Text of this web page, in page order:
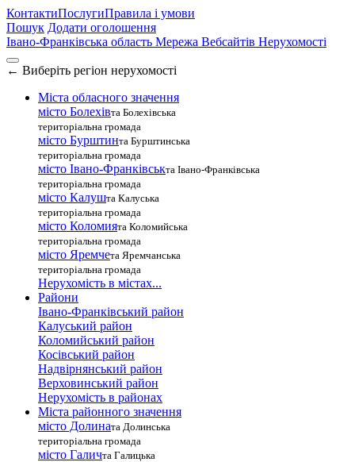
КонтактиПослугиПравила і умови
Пошук Додати оголошення
Івано-Франківська область Мережа Вебсайтів Нерухомості
← Виберіть регіон нерухомості
Міста обласного значення
місто Болехівта Болехівська
територіальна громада
місто Бурштинта Бурштинська
територіальна громада
місто Івано-Франківськта Івано-Франківська
територіальна громада
місто Калушта Калуська
територіальна громада
місто Коломията Коломийська
територіальна громада
місто Яремчета Яремчанська
територіальна громада
Нерухомість в містах...
Райони
Івано-Франківський район
Калуський район
Коломийський район
Косівський район
Надвірнянський район
Верховинський район
Нерухомість в районах
Міста районного значення
місто Долината Долинська
територіальна громада
місто Галичта Галицька